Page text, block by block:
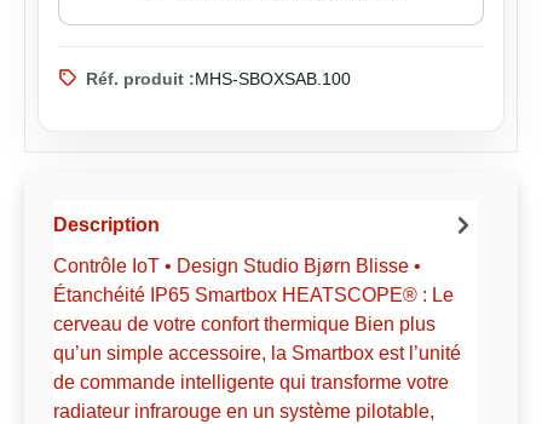
Réf. produit :MHS-SBOXSAB.100
Description
Contrôle IoT • Design Studio Bjørn Blisse •
Étanchéité IP65 Smartbox HEATSCOPE® : Le
cerveau de votre confort thermique Bien plus
qu’un simple accessoire, la Smartbox est l’unité
de commande intelligente qui transforme votre
radiateur infrarouge en un système pilotable,